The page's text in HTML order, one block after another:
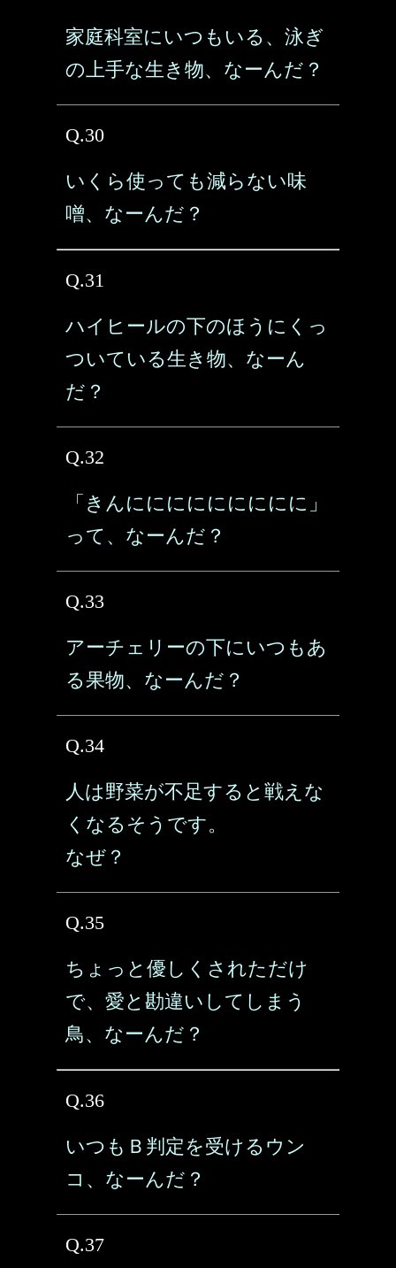
家庭科室にいつもいる、泳ぎ
の上手な生き物、なーんだ？
Q.30
いくら使っても減らない味
噌、なーんだ？
Q.31
ハイヒールの下のほうにくっ
ついている生き物、なーん
だ？
Q.32
「きんににににににににに」
って、なーんだ？
Q.33
アーチェリーの下にいつもあ
る果物、なーんだ？
Q.34
人は野菜が不足すると戦えな
くなるそうです。
なぜ？
Q.35
ちょっと優しくされただけ
で、愛と勘違いしてしまう
鳥、なーんだ？
Q.36
いつもＢ判定を受けるウン
コ、なーんだ？
Q.37